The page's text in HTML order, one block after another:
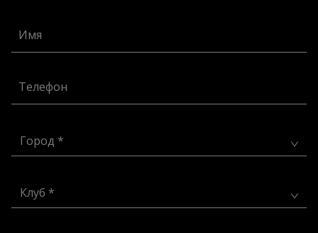
Имя
Телефон
Город *
Клуб *